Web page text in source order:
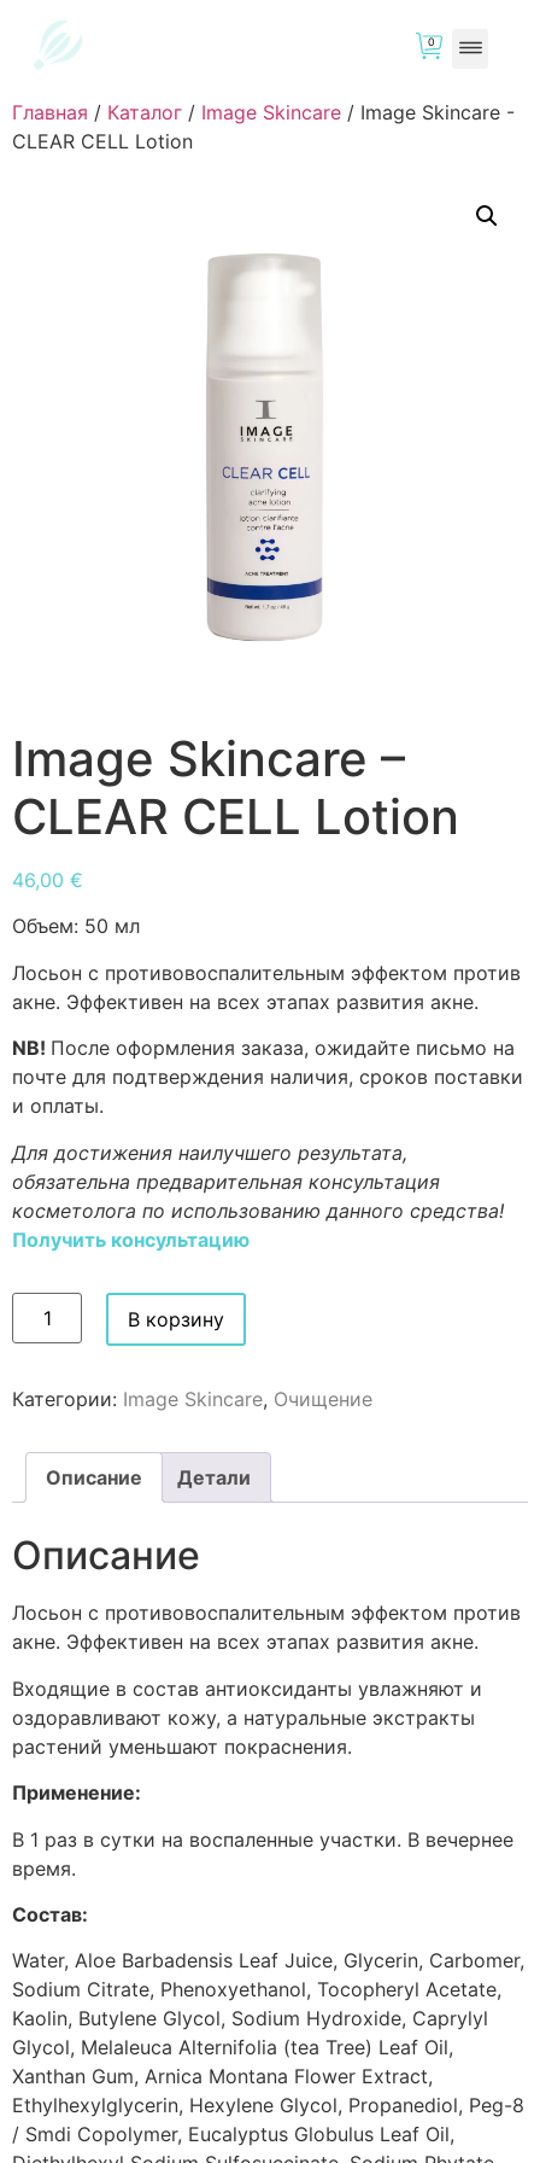
0
Главная / Каталог / Image Skincare / Image Skincare -
CLEAR CELL Lotion
Image Skincare –
CLEAR CELL Lotion
46,00 €
Объем: 50 мл
Лосьон с противовоспалительным эффектом против
акне. Эффективен на всех этапах развития акне.
NB! После оформления заказа, ожидайте письмо на
почте для подтверждения наличия, сроков поставки
и оплаты.
Для достижения наилучшего результата,
обязательна предварительная консультация
косметолога по использованию данного средства!
Получить консультацию
В корзину
Категории: Image Skincare, Очищение
Описание Детали
Описание
Лосьон с противовоспалительным эффектом против
акне. Эффективен на всех этапах развития акне.
Входящие в состав антиоксиданты увлажняют и
оздоравливают кожу, а натуральные экстракты
растений уменьшают покраснения.
Применение:
В 1 раз в сутки на воспаленные участки. В вечернее
время.
Состав:
Water, Aloe Barbadensis Leaf Juice, Glycerin, Carbomer,
Sodium Citrate, Phenoxyethanol, Tocopheryl Acetate,
Kaolin, Butylene Glycol, Sodium Hydroxide, Caprylyl
Glycol, Melaleuca Alternifolia (tea Tree) Leaf Oil,
Xanthan Gum, Arnica Montana Flower Extract,
Ethylhexylglycerin, Hexylene Glycol, Propanediol, Peg-8
/ Smdi Copolymer, Eucalyptus Globulus Leaf Oil,